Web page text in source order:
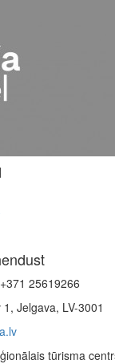
25619266
Jelgava, LV-3001
tūrisma